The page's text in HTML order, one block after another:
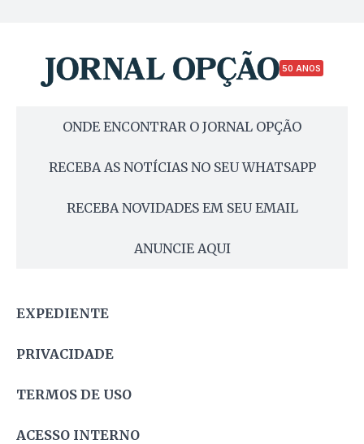
50 ANOS
ONDE ENCONTRAR O JORNAL OPÇÃO
RECEBA AS NOTÍCIAS NO SEU WHATSAPP
RECEBA NOVIDADES EM SEU EMAIL
ANUNCIE AQUI
EXPEDIENTE
PRIVACIDADE
TERMOS DE USO
ACESSO INTERNO